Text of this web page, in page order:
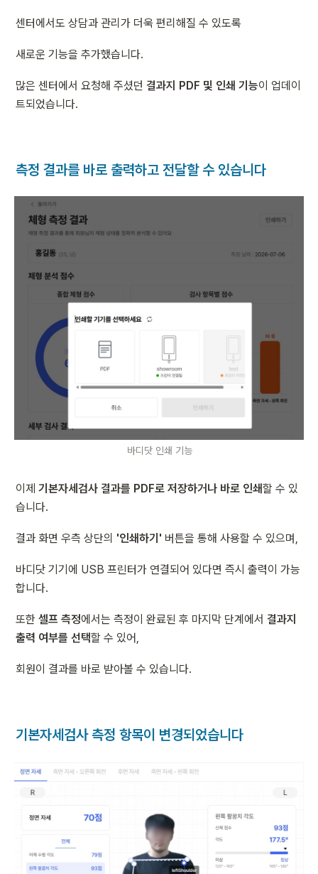
센터에서도 상담과 관리가 더욱 편리해질 수 있도록
새로운 기능을 추가했습니다.
많은 센터에서 요청해 주셨던 결과지 PDF 및 인쇄 기능이 업데이
트되었습니다.
측정 결과를 바로 출력하고 전달할 수 있습니다
바디닷 인쇄 기능
이제 기본자세검사 결과를 PDF로 저장하거나 바로 인쇄할 수 있
습니다.
결과 화면 우측 상단의 '인쇄하기' 버튼을 통해 사용할 수 있으며,
바디닷 기기에 USB 프린터가 연결되어 있다면 즉시 출력이 가능
합니다.
또한 셀프 측정에서는 측정이 완료된 후 마지막 단계에서 결과지
출력 여부를 선택할 수 있어,
회원이 결과를 바로 받아볼 수 있습니다.
기본자세검사 측정 항목이 변경되었습니다